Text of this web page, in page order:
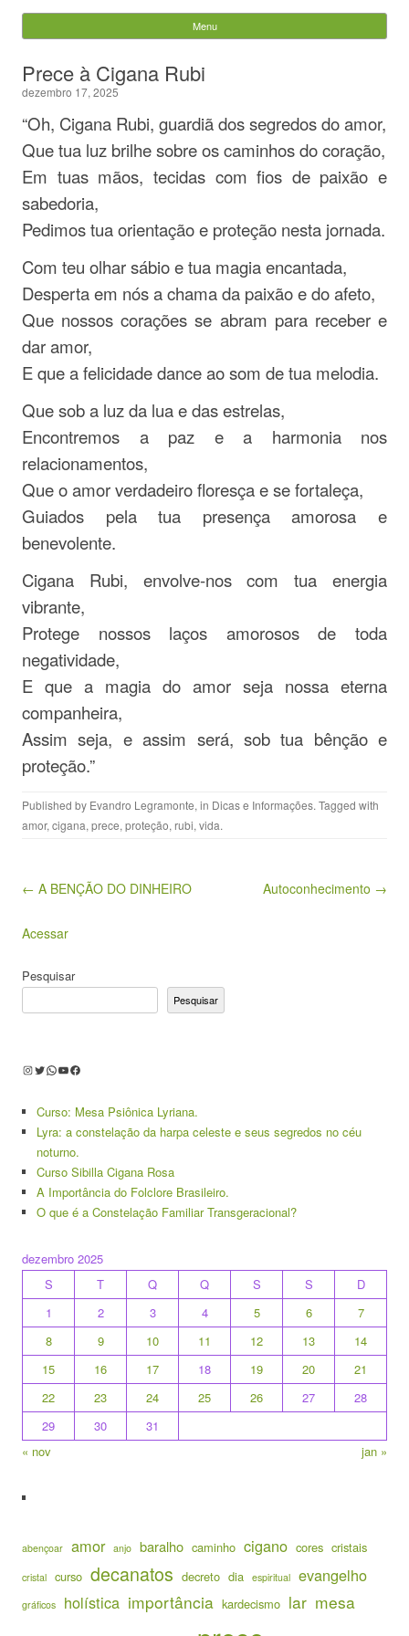
Evandro Legramonte
por:
Menu
Prece à Cigana Rubi
dezembro 17, 2025
“Oh, Cigana Rubi, guardiã dos segredos do amor,
Que tua luz brilhe sobre os caminhos do coração,
Em tuas mãos, tecidas com fios de paixão e
sabedoria,
Pedimos tua orientação e proteção nesta jornada.
Com teu olhar sábio e tua magia encantada,
Desperta em nós a chama da paixão e do afeto,
Que nossos corações se abram para receber e
dar amor,
E que a felicidade dance ao som de tua melodia.
Que sob a luz da lua e das estrelas,
Encontremos a paz e a harmonia nos
relacionamentos,
Que o amor verdadeiro floresça e se fortaleça,
Guiados pela tua presença amorosa e
benevolente.
Cigana Rubi, envolve-nos com tua energia
vibrante,
Protege nossos laços amorosos de toda
negatividade,
E que a magia do amor seja nossa eterna
companheira,
Assim seja, e assim será, sob tua bênção e
proteção.”
Published by Evandro Legramonte, in Dicas e Informações. Tagged with
amor, cigana, prece, proteção, rubi, vida.
Post navigation
← A BENÇÃO DO DINHEIRO Autoconhecimento →
Acessar
Pesquisar
Pesquisar
Instagram
Twitter
WhatsApp
Youtube
Facebook
Curso: Mesa Psiônica Lyriana.
Lyra: a constelação da harpa celeste e seus segredos no céu
noturno.
Curso Sibilla Cigana Rosa
A Importância do Folclore Brasileiro.
O que é a Constelação Familiar Transgeracional?
dezembro 2025
S
T Q Q S S
D
1
2 3 4 5 6
7
8
9 10 11 12 13
14
15
16 17 18 19 20
21
22
23 24 25 26 27
28
29
30
31
« nov
jan »
abençoar amor anjo baralho caminho cigano cores cristais
cristal curso decanatos decreto dia espiritual evangelho
gráficos holística importância kardecismo lar mesa